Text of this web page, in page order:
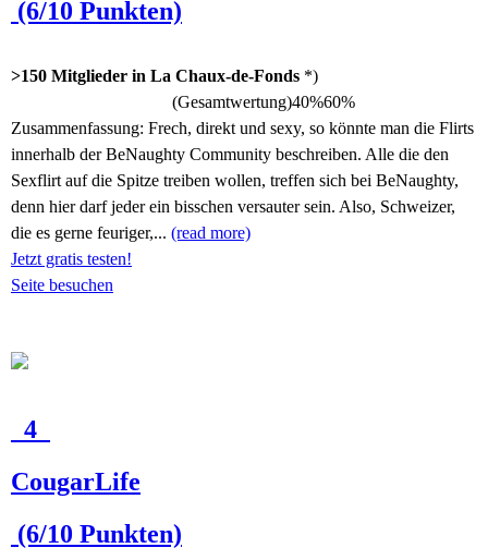
(6/10 Punkten)
>150 Mitglieder in La Chaux-de-Fonds *)
(Gesamtwertung)40%60%
Zusammenfassung: Frech, direkt und sexy, so könnte man die Flirts
innerhalb der BeNaughty Community beschreiben. Alle die den
Sexflirt auf die Spitze treiben wollen, treffen sich bei BeNaughty,
denn hier darf jeder ein bisschen versauter sein. Also, Schweizer,
die es gerne feuriger,... (read more)
Jetzt gratis testen!
Seite besuchen
4
CougarLife
(6/10 Punkten)